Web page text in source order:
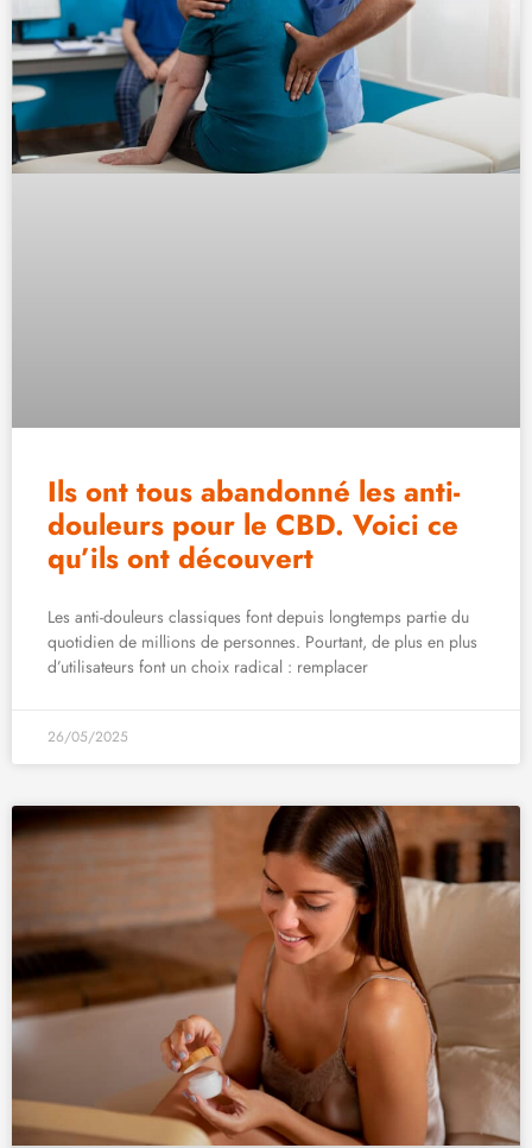
Ils ont tous abandonné les anti-
douleurs pour le CBD. Voici ce
qu’ils ont découvert
Les anti-douleurs classiques font depuis longtemps partie du
quotidien de millions de personnes. Pourtant, de plus en plus
d’utilisateurs font un choix radical : remplacer
26/05/2025